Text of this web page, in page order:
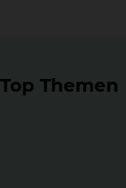
Top Themen